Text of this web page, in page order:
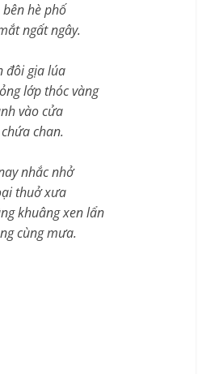
hè phố
ngất ngây.
đôi gịa lúa
lớp thóc vàng
vào cửa
chan.
nhắc nhở
thuở xưa
khuâng xen lẩn
cùng mưa.